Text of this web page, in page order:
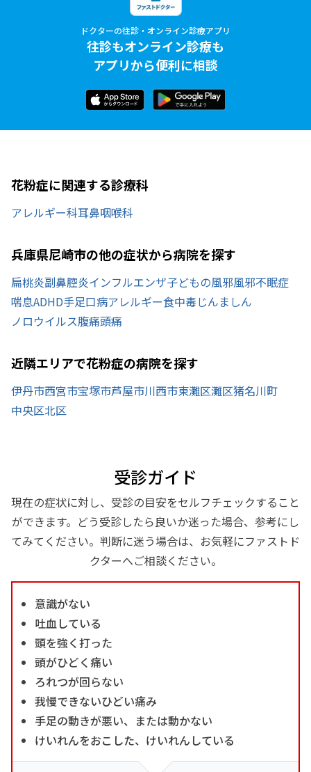
ドクターの往診・オンライン診療アプリ
往診もオンライン診療も
アプリから便利に相談
花粉症に関連する診療科
アレルギー科耳鼻咽喉科
兵庫県尼崎市の他の症状から病院を探す
扁桃炎副鼻腔炎インフルエンザ子どもの風邪風邪不眠症
喘息ADHD手足口病アレルギー食中毒じんましん
ノロウイルス腹痛頭痛
近隣エリアで花粉症の病院を探す
伊丹市西宮市宝塚市芦屋市川西市東灘区灘区猪名川町
中央区北区
受診ガイド
現在の症状に対し、受診の目安をセルフチェックすること
ができます。どう受診したら良いか迷った場合、参考にし
てみてください。判断に迷う場合は、お気軽にファストド
クターへご相談ください。
意識がない
吐血している
頭を強く打った
頭がひどく痛い
ろれつが回らない
我慢できないひどい痛み
手足の動きが悪い、または動かない
けいれんをおこした、けいれんしている